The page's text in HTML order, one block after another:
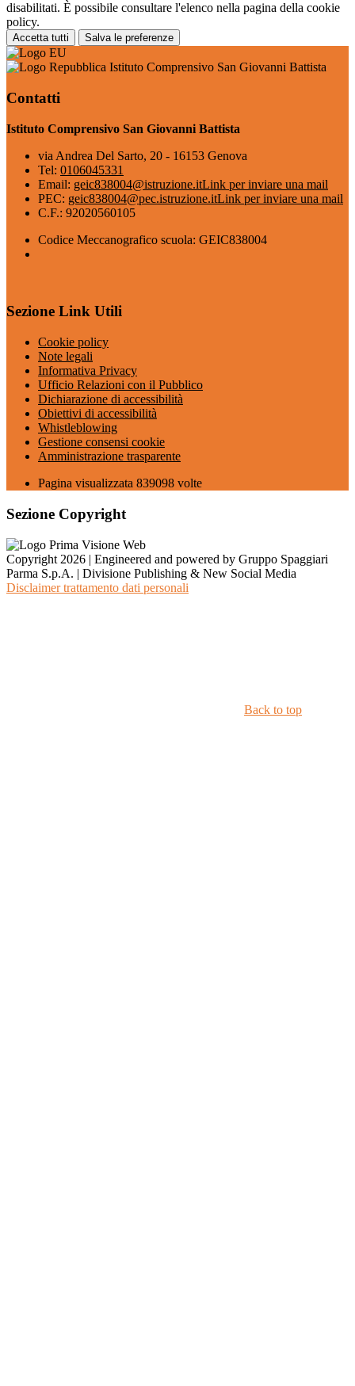
disabilitati. È possibile consultare l'elenco nella pagina della cookie
policy.
Accetta tutti Salva le preferenze
Istituto Comprensivo San Giovanni Battista
Contatti
Istituto Comprensivo San Giovanni Battista
via Andrea Del Sarto, 20 - 16153 Genova
Tel: 0106045331
Email: geic838004@istruzione.itLink per inviare una mail
PEC: geic838004@pec.istruzione.itLink per inviare una mail
C.F.: 92020560105
Codice Meccanografico scuola: GEIC838004
Sezione Link Utili
Cookie policy
Note legali
Informativa Privacy
Ufficio Relazioni con il Pubblico
Dichiarazione di accessibilità
Obiettivi di accessibilità
Whistleblowing
Gestione consensi cookie
Amministrazione trasparente
Pagina visualizzata 839098 volte
Sezione Copyright
Copyright 2026 | Engineered and powered by Gruppo Spaggiari
Parma S.p.A. | Divisione Publishing & New Social Media
Disclaimer trattamento dati personali
Back to top